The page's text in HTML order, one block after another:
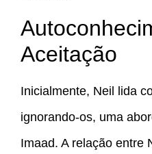
Aceitação
Inicialmente, Neil lida
ignorando-os, uma
Imaad. A relação entre